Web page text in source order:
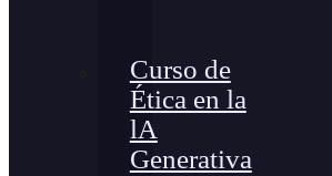
Curso de
Ética en la
lA
Generativa